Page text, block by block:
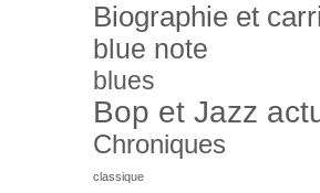
Biographie et
blue note
blues
Bop et Jazz
Chroniques
classique